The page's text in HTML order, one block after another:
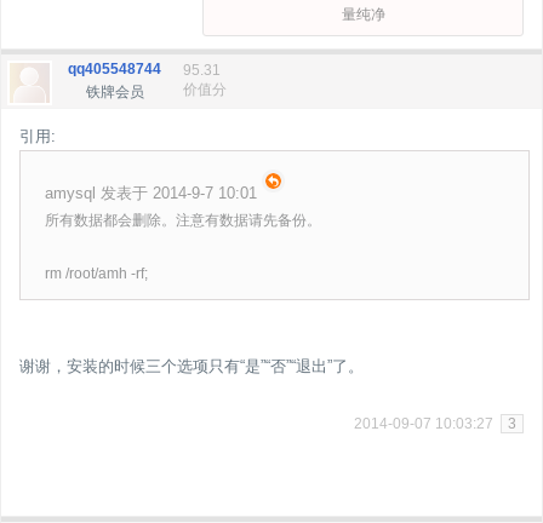
量纯净
qq405548744
铁牌会员
95.31
价值分
引用:
amysql 发表于 2014-9-7 10:01
所有数据都会删除。注意有数据请先备份。
rm /root/amh -rf;
谢谢，安装的时候三个选项只有“是”“否”“退出”了。
2014-09-07 10:03:27 3